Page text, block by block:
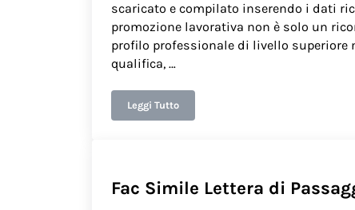
scaricato e compilato inserendo i dati
promozione lavorativa non è solo un
profilo professionale di livello
qualifica, …
Leggi TuttoFac Simile Lettera di Promozione
Fac Simile Lettera di